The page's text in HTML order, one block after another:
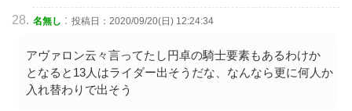
名無し : 投稿日：2020/09/20(日) 12:24:34
アヴァロン云々言ってたし円卓の騎士要素もあるわけか
となると13人はライダー出そうだな、なんなら更に何人か
入れ替わりで出そう